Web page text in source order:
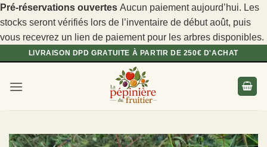
Pré-réservations ouvertes Aucun paiement aujourd’hui. Les
stocks seront vérifiés lors de l’inventaire de début août, puis
vous recevrez un lien de paiement pour les arbres disponibles.
Passer
contenu
LIVRAISON DPD GRATUITE À PARTIR DE 250€ D'ACHAT